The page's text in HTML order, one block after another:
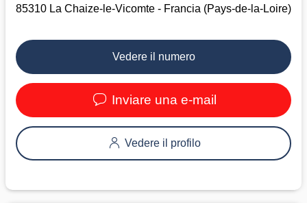
85310 La Chaize-le-Vicomte - Francia (Pays-de-la-Loire)
Vedere il numero
Inviare una e-mail
Vedere il profilo